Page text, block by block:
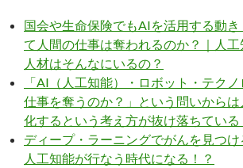
国会や生命保険でもAIを活用する動
て人間の仕事は奪われるのか？｜人
人材はそんなにいるの？
「AI（人工知能）・ロボット・テク
仕事を奪うのか？」という問いから
化するという考え方が抜け落ちている
ディープ・ラーニングでがんを見つ
人工知能が行なう時代になる！？